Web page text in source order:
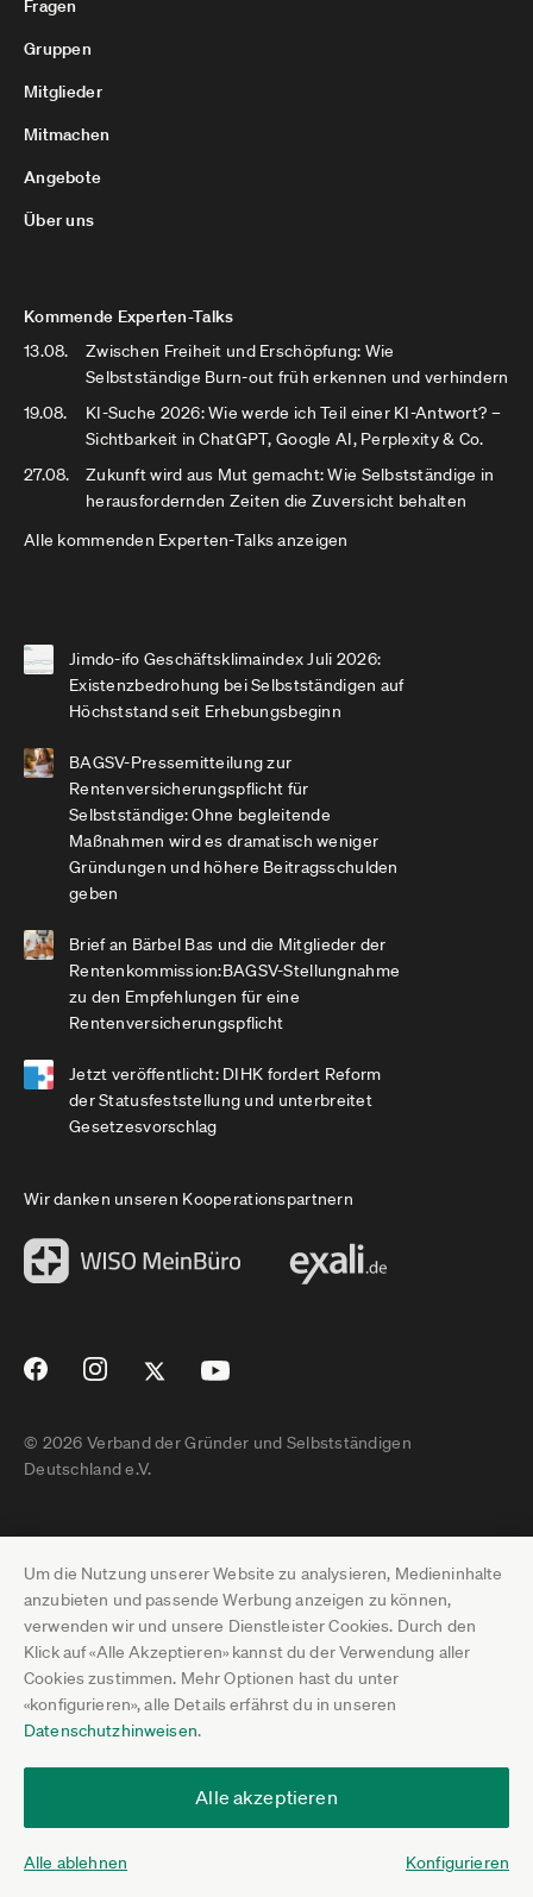
Um die Nutzung unserer Website zu analysieren, Medieninhalte
anzubieten und passende Werbung anzeigen zu können,
verwenden wir und unsere Dienstleister Cookies. Durch den
Klick auf «Alle Akzeptieren» kannst du der Verwendung aller
Cookies zustimmen. Mehr Optionen hast du unter
«konfigurieren», alle Details erfährst du in unseren
Datenschutzhinweisen.
Alle akzeptieren
Alle ablehnen Konfigurieren
Fragen
Gruppen
Mitglieder
Mitmachen
Angebote
Über uns
Kommende Experten-Talks
13.08.
Zwischen Freiheit und Erschöpfung: Wie
Selbstständige Burn-out früh erkennen und verhindern
19.08.
KI-Suche 2026: Wie werde ich Teil einer KI-Antwort? –
Sichtbarkeit in ChatGPT, Google AI, Perplexity & Co.
27.08.
Zukunft wird aus Mut gemacht: Wie Selbstständige in
herausfordernden Zeiten die Zuversicht behalten
Alle kommenden Experten-Talks anzeigen
Jimdo-ifo Geschäftsklimaindex Juli 2026:
Existenzbedrohung bei Selbstständigen auf
Höchststand seit Erhebungsbeginn
BAGSV-Pressemitteilung zur
Rentenversicherungspflicht für
Selbstständige: Ohne begleitende
Maßnahmen wird es dramatisch weniger
Gründungen und höhere Beitragsschulden
geben
Brief an Bärbel Bas und die Mitglieder der
Rentenkommission:BAGSV-Stellungnahme
zu den Empfehlungen für eine
Rentenversicherungspflicht
Jetzt veröffentlicht: DIHK fordert Reform
der Statusfeststellung und unterbreitet
Gesetzesvorschlag
Wir danken unseren Kooperationspartnern
© 2026 Verband der Gründer und Selbstständigen
Deutschland e.V.
Impressum
Datenschutz
Pressebereich
Jobs